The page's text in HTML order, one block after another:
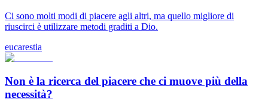
Ci sono molti modi di piacere agli altri, ma quello migliore di
riuscirci è utilizzare metodi graditi a Dio.
eucarestia
Non è la ricerca del piacere che ci muove più della
necessità?